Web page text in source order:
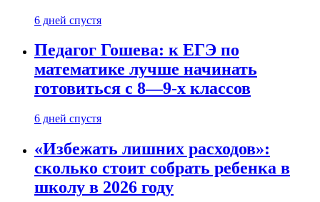
6 дней спустя
Педагог Гошева: к ЕГЭ по
математике лучше начинать
готовиться с 8—9-х классов
6 дней спустя
«Избежать лишних расходов»:
сколько стоит собрать ребенка в
школу в 2026 году